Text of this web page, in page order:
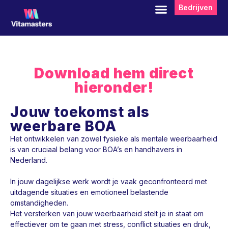
o
a
r
a
r
t
k
e
l
Bedrijven
Download hem direct
hieronder!
Jouw toekomst als
weerbare BOA
Het ontwikkelen van zowel fysieke als mentale weerbaarheid
is van cruciaal belang voor BOA’s en handhavers in
Nederland.
In jouw dagelijkse werk wordt je vaak geconfronteerd met
uitdagende situaties en emotioneel belastende
omstandigheden.
Het versterken van jouw weerbaarheid stelt je in staat om
effectiever om te gaan met stress, conflict situaties en druk,